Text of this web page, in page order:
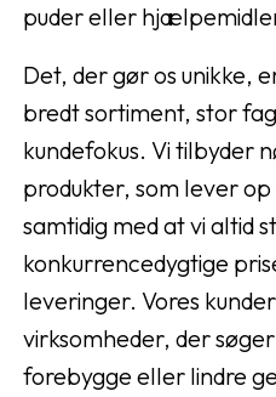
puder eller
Det, der gør os unikke,
bredt sortiment, stor
kundefokus. Vi tilbyder
produkter, som lever
samtidig med at vi
konkurrencedygtige
leveringer. Vores
virksomheder, der
forebygge eller lindre